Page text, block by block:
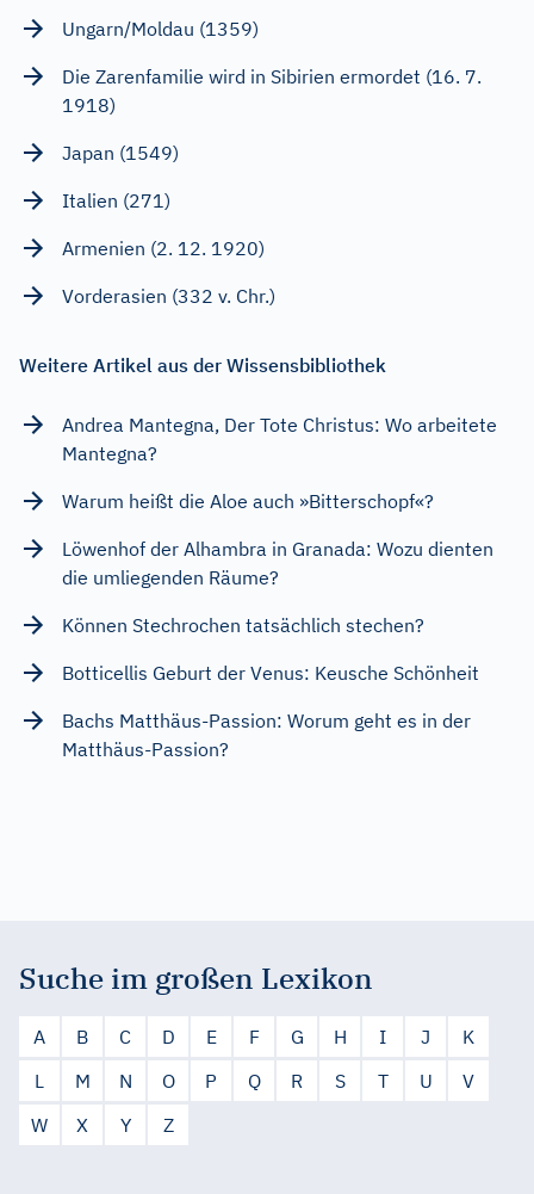
Ungarn/Moldau (1359)
Die Zarenfamilie wird in Sibirien ermordet (16. 7.
1918)
Japan (1549)
Italien (271)
Armenien (2. 12. 1920)
Vorderasien (332 v. Chr.)
Weitere Artikel aus der Wissensbibliothek
Andrea Mantegna, Der Tote Christus: Wo arbeitete
Mantegna?
Warum heißt die Aloe auch »Bitterschopf«?
Löwenhof der Alhambra in Granada: Wozu dienten
die umliegenden Räume?
Können Stechrochen tatsächlich stechen?
Botticellis Geburt der Venus: Keusche Schönheit
Bachs Matthäus-Passion: Worum geht es in der
Matthäus-Passion?
Suche im großen Lexikon
A B C D E F G H I J
K
L
M N O P Q R S T U
V
W
X Y Z